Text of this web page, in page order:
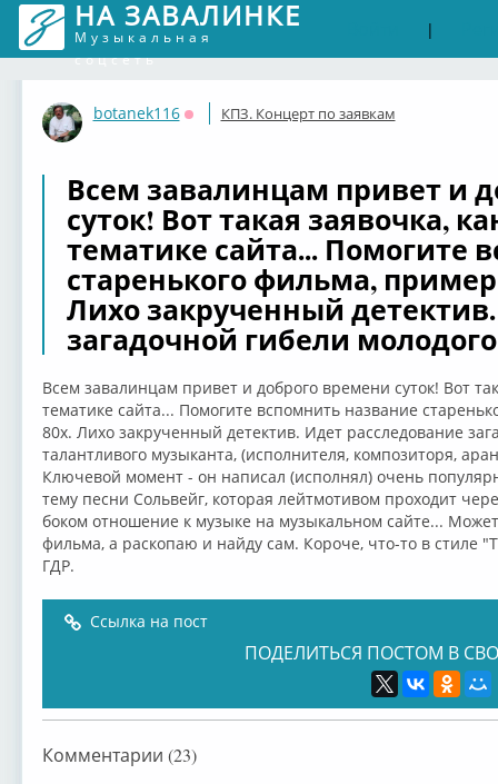
НА ЗАВАЛИНКЕ
Музыкальная
соцсеть
|
botanek116
Оффлайн
КПЗ. Концерт по заявкам
Всем завалинцам привет и
суток! Вот такая заявочка,
тематике сайта... Помогите
старенького фильма,
Лихо закрученный
загадочной гибели молодого
Всем завалинцам привет и доброго времени суток! Вот
тематике сайта... Помогите вспомнить название
80х. Лихо закрученный детектив. Идет расследование
талантливого музыканта, (исполнителя, композиторя,
Ключевой момент - он написал (исполнял) очень
тему песни Сольвейг, которая лейтмотивом проходит
боком отношение к музыке на музыкальном сайте...
фильма, а раскопаю и найду сам. Короче, что-то в стиле
ГДР.
Ссылка на пост
ПОДЕЛИТЬСЯ ПОСТОМ В
Комментарии (23)